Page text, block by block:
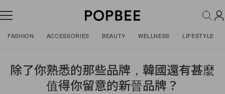
FASHION ACCESSORIES BEAUTY WELLNESS LIFESTYLE
除了你熟悉的那些品牌，韓國還有甚麼
值得你留意的新晉品牌？